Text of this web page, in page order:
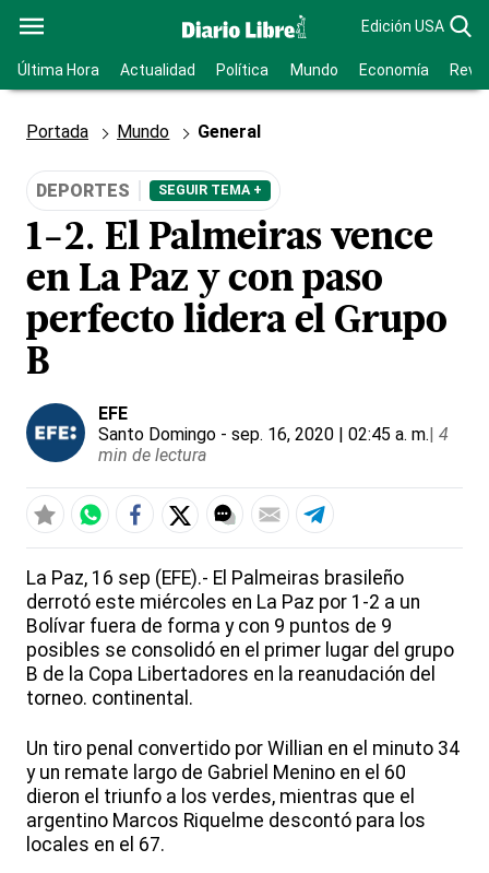
Edición USA
Última Hora Actualidad Política Mundo Economía
Portada Mundo General
DEPORTES SEGUIR TEMA +
1-2. El Palmeiras vence
en La Paz y con paso
perfecto lidera el Grupo
B
EFE
Santo Domingo - sep. 16, 2020 | 02:45 a. m.| 4
min de lectura
La Paz, 16 sep (EFE).- El Palmeiras brasileño
derrotó este miércoles en La Paz por 1-2 a un
Bolívar fuera de forma y con 9 puntos de 9
posibles se consolidó en el primer lugar del grupo
B de la Copa Libertadores en la reanudación del
torneo. continental.
Un tiro penal convertido por Willian en el minuto 34
y un remate largo de Gabriel Menino en el 60
dieron el triunfo a los verdes, mientras que el
argentino Marcos Riquelme descontó para los
locales en el 67.